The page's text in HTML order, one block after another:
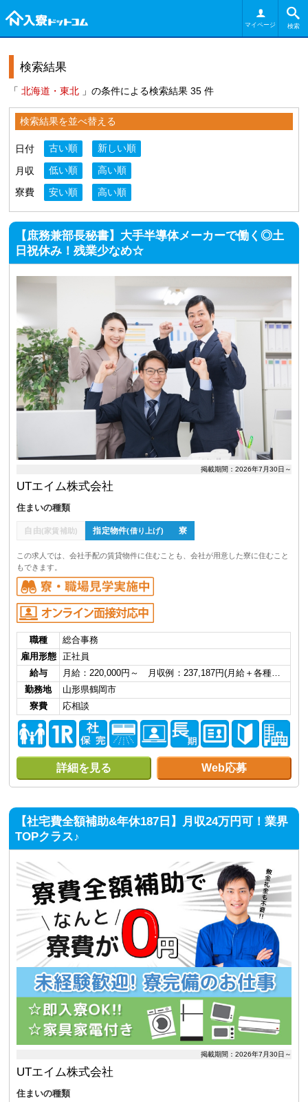
検索
マイページ
検索結果
「 北海道・東北 」の条件による検索結果 35 件
検索結果を並べ替える
日付 古い順
新しい順
月収
低い順
高い順
寮費
安い順 高い順
【庶務兼部長秘書】大手半導体メーカーで働く◎土
日祝休み！残業少なめ☆
掲載期間：2026年7月30日～
UTエイム株式会社
住まいの種類
自由(家賃補助) 指定物件(借り上げ) 寮
この求人では、会社手配の賃貸物件に住むことも、会社が用意した寮に住むこと
もできます。
職種
総合事務
雇用形態
正社員
給与
月給：220,000円～ 月収例：237,187円(月給＋各種…
勤務地
山形県鶴岡市
寮費
応相談
詳細を見る Web応募
【社宅費全額補助&年休187日】月収24万円可！業界
TOPクラス♪
掲載期間：2026年7月30日～
UTエイム株式会社
住まいの種類